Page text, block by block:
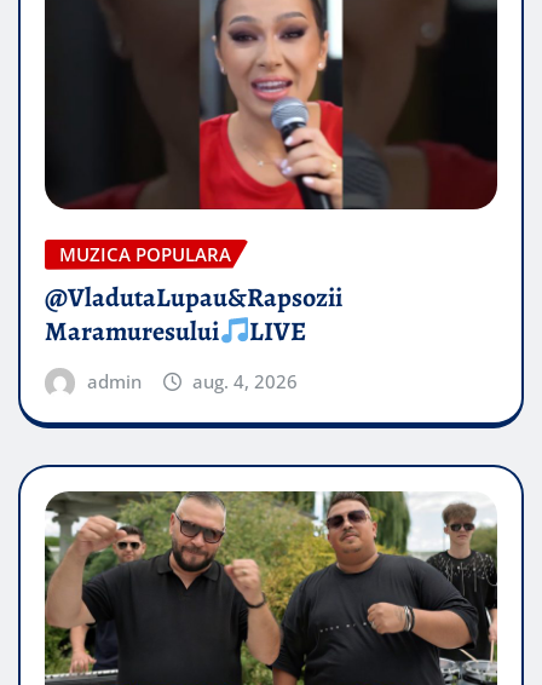
MUZICA POPULARA
@VladutaLupau&Rapsozii
Maramuresului
LIVE
admin aug. 4, 2026